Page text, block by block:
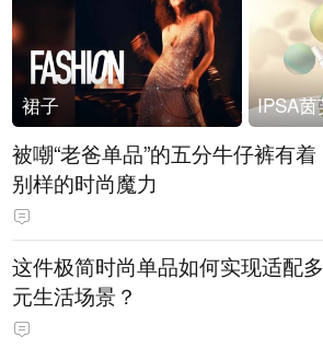
裙子
被嘲“老爸单品”的五分牛仔裤有着
别样的时尚魔力
这件极简时尚单品如何实现适配多
元生活场景？